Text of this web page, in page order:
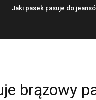
Jaki pasek pasuje do
brązowy